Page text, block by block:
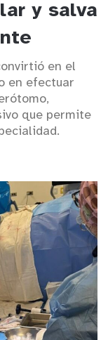
y salva
en el
en efectuar
que permite